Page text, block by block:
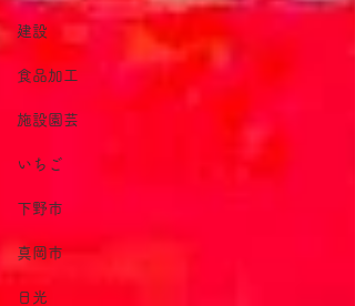
建設
食品加工
施設園芸
いちご
下野市
真岡市
日光